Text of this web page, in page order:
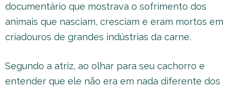
documentário que mostrava o sofrimento dos
animais que nasciam, cresciam e eram mortos em
criadouros de grandes indústrias da carne.
Segundo a atriz, ao olhar para seu cachorro e
entender que ele não era em nada diferente dos